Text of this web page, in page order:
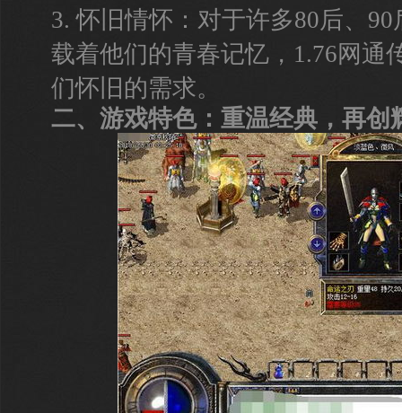
3. 怀旧情怀：对于许多80后、
载着他们的青春记忆，1.76网通
们怀旧的需求。
二、游戏特色：重温经典，再创